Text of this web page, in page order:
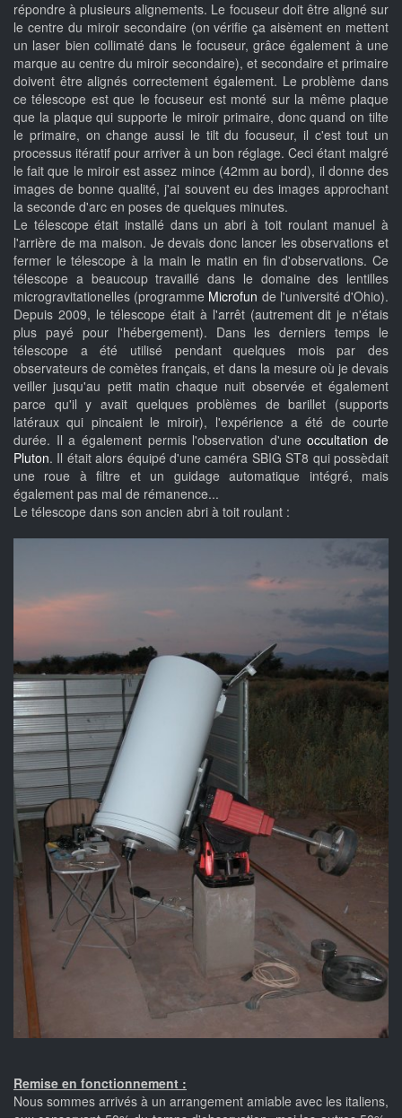
répondre à plusieurs alignements. Le focuseur doit être aligné sur
le centre du miroir secondaire (on vérifie ça aisèment en mettent
un laser bien collimaté dans le focuseur, grâce également à une
marque au centre du miroir secondaire), et secondaire et primaire
doivent être alignés correctement également. Le problème dans
ce télescope est que le focuseur est monté sur la même plaque
que la plaque qui supporte le miroir primaire, donc quand on tilte
le primaire, on change aussi le tilt du focuseur, il c'est tout un
processus itératif pour arriver à un bon réglage. Ceci étant malgré
le fait que le miroir est assez mince (42mm au bord), il donne des
images de bonne qualité, j'ai souvent eu des images approchant
la seconde d'arc en poses de quelques minutes.
Le télescope était installé dans un abri à toit roulant manuel à
l'arrière de ma maison. Je devais donc lancer les observations et
fermer le télescope à la main le matin en fin d'observations. Ce
télescope a beaucoup travaillé dans le domaine des lentilles
microgravitationelles (programme Microfun de l'université d'Ohio).
Depuis 2009, le télescope était à l'arrêt (autrement dit je n'étais
plus payé pour l'hébergement). Dans les derniers temps le
télescope a été utilisé pendant quelques mois par des
observateurs de comètes français, et dans la mesure où je devais
veiller jusqu'au petit matin chaque nuit observée et également
parce qu'il y avait quelques problèmes de barillet (supports
latéraux qui pincaient le miroir), l'expérience a été de courte
durée. Il a également permis l'observation d'uneoccultation de
Pluton. Il était alors équipé d'une caméra SBIG ST8 qui possèdait
une roue à filtre et un guidage automatique intégré, mais
également pas mal de rémanence...
Le télescope dans son ancien abri à toit roulant :
Remise en fonctionnement :
Nous sommes arrivés à un arrangement amiable avec les italiens,